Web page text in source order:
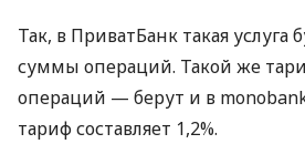
Так, в ПриватБанк такая услуга
суммы операций. Такой же
операций — берут и в
тариф составляет 1,2%.